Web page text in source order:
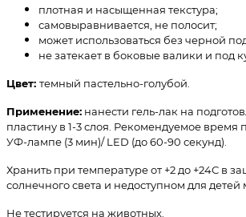
плотная и насыщенная текстура;
самовыравнивается, не полосит;
может использоваться без черной
не затекает в боковые валики и под
Цвет: темный пастельно-голубой.
Применение: нанести гель-лак на
пластину в 1-3 слоя. Рекомендуемое
УФ-лампе (3 мин)/ LED (до 60-90 секунд).
Хранить при температуре от +2 до +24С в
солнечного света и недоступном для детей
Не тестируется на животных.